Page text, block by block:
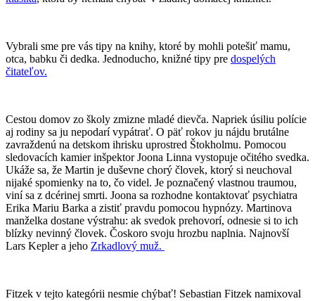
Vybrali sme pre vás tipy na knihy, ktoré by mohli potešiť mamu,
otca, babku či dedka. Jednoducho, knižné tipy pre dospelých
čitateľov.
Cestou domov zo školy zmizne mladé dievča. Napriek úsiliu polície
aj rodiny sa ju nepodarí vypátrať. O päť rokov ju nájdu brutálne
zavraždenú na detskom ihrisku uprostred Štokholmu. Pomocou
sledovacích kamier inšpektor Joona Linna vystopuje očitého svedka.
Ukáže sa, že Martin je duševne chorý človek, ktorý si neuchoval
nijaké spomienky na to, čo videl. Je poznačený vlastnou traumou,
viní sa z dcérinej smrti. Joona sa rozhodne kontaktovať psychiatra
Erika Mariu Barka a zistiť pravdu pomocou hypnózy. Martinova
manželka dostane výstrahu: ak svedok prehovorí, odnesie si to ich
blízky nevinný človek. Čoskoro svoju hrozbu naplnia. Najnovší
Lars Kepler a jeho Zrkadlový muž.
Fitzek v tejto kategórii nesmie chýbať! Sebastian Fitzek namixoval